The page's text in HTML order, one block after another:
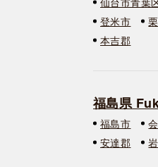
登米市
本吉郡
福島県
福島市
安達郡